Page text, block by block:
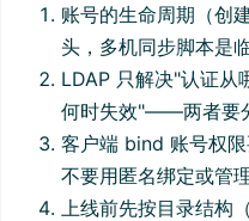
账号的生命周期（创
头，多机同步脚本是
LDAP 只解决"认证从
何时失效"——两者要
客户端 bind 账号权限
不要用匿名绑定或管
上线前先按目录结